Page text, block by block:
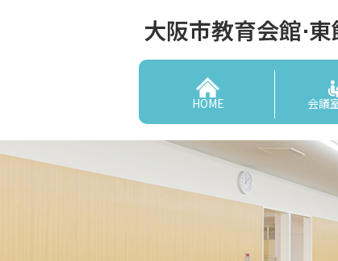
大阪市教育会館⋅東
HOME 会議